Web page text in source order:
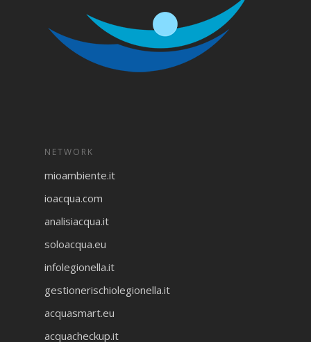
NETWORK
mioambiente.it
ioacqua.com
analisiacqua.it
soloacqua.eu
infolegionella.it
gestionerischiolegionella.it
acquasmart.eu
acquacheckup.it